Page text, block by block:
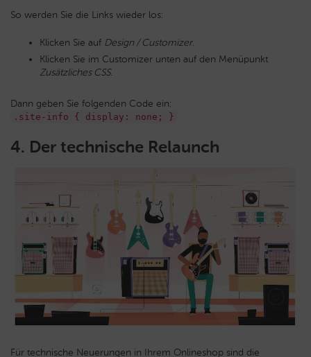
So werden Sie die Links wieder los:
Klicken Sie auf Design / Customizer.
Klicken Sie im Customizer unten auf den Menüpunkt
Zusätzliches CSS.
Dann geben Sie folgenden Code ein:
.site-info { display: none; }
4. Der technische Relaunch
Für technische Neuerungen in Ihrem Onlineshop sind die